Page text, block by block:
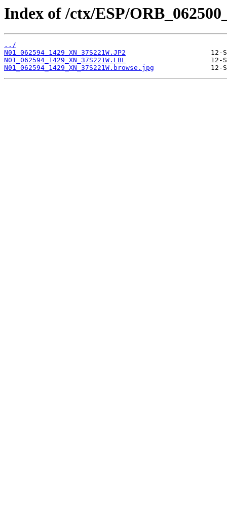
Index of /ctx/ESP/
../
N01_062594_1429_XN_37S221W.JP2
N01_062594_1429_XN_37S221W.LBL
N01_062594_1429_XN_37S221W.browse.jpg